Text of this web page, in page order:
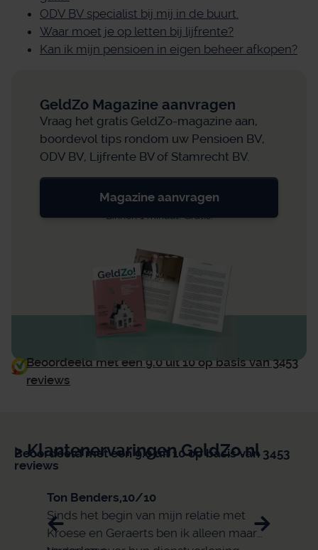
ODV BV specialist bij mij in de buurt.
Waar moet je op letten bij lijfrente?
Kan ik mijn pensioen in eigen beheer afkopen?
GeldZo Magazine aanvragen
Vraag het gratis GeldZo-magazine aan,
boordevol tips rondom uw Pensioen BV,
ODV BV, Lijfrente BV of Stamrecht BV.
Magazine aanvragen
Binnen 1 minuut. Gratis.
Beoordeeld met een 9.0 uit 10 op basis van 3453
reviews
> Klantenervaringen GeldZo.nl
Beoordeeld met een 9.0 uit 10 op basis van 3453
reviews
Ton Benders,10/10
Sinds het begin van mijn relatie met
Kroese en Geraerts ben ik alleen maar